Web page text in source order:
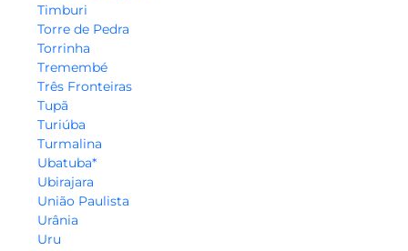
Timburi
Torre de Pedra
Torrinha
Tremembé
Três Fronteiras
Tupã
Turiúba
Turmalina
Ubatuba*
Ubirajara
União Paulista
Urânia
Uru